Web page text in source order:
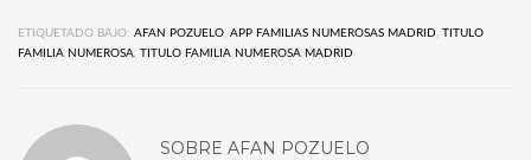
ETIQUETADO BAJO: AFAN POZUELO APP FAMILIAS NUMEROSAS MADRID TITULO
FAMILIA NUMEROSA TITULO FAMILIA NUMEROSA MADRID
SOBRE AFAN POZUELO